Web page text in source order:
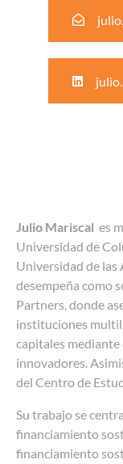
Julio Mariscal es
Universidad de
Universidad de las
desempeña como
Partners, donde
instituciones
capitales
innovadores.
del Centro de
Su trabajo se
financiamiento
financiamiento